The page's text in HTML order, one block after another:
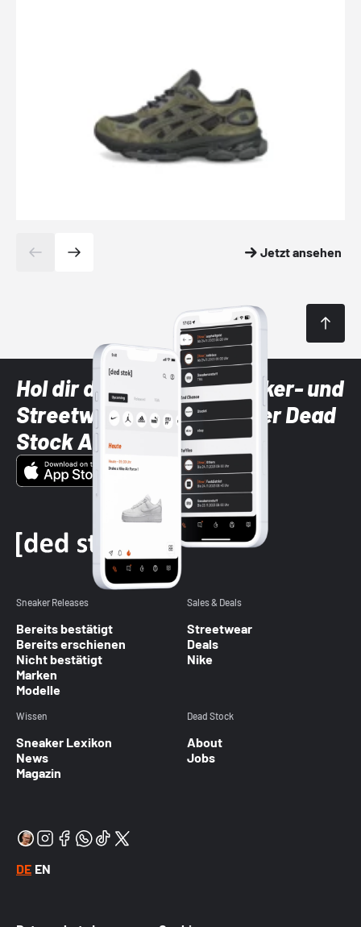
Jetzt ansehen
Hol dir die neuesten Sneaker- und
Streetwear-Brands mit der Dead
Stock App
Sneaker Releases
Bereits bestätigt
Bereits erschienen
Nicht bestätigt
Marken
Modelle
Sales & Deals
Streetwear
Deals
Nike
Wissen
Sneaker Lexikon
News
Magazin
Dead Stock
About
Jobs
DE EN